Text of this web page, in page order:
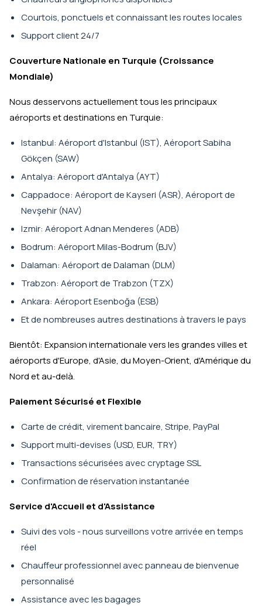
Courtois, ponctuels et connaissant les routes locales
Support client 24/7
Couverture Nationale en Turquie (Croissance
Mondiale)
Nous desservons actuellement tous les principaux
aéroports et destinations en Turquie:
Istanbul: Aéroport d'Istanbul (IST), Aéroport Sabiha
Gökçen (SAW)
Antalya: Aéroport d'Antalya (AYT)
Cappadoce: Aéroport de Kayseri (ASR), Aéroport de
Nevşehir (NAV)
Izmir: Aéroport Adnan Menderes (ADB)
Bodrum: Aéroport Milas-Bodrum (BJV)
Dalaman: Aéroport de Dalaman (DLM)
Trabzon: Aéroport de Trabzon (TZX)
Ankara: Aéroport Esenboğa (ESB)
Et de nombreuses autres destinations à travers le pays
Bientôt: Expansion internationale vers les grandes villes et
aéroports d'Europe, d'Asie, du Moyen-Orient, d'Amérique du
Nord et au-delà.
Paiement Sécurisé et Flexible
Carte de crédit, virement bancaire, Stripe, PayPal
Support multi-devises (USD, EUR, TRY)
Transactions sécurisées avec cryptage SSL
Confirmation de réservation instantanée
Service d'Accueil et d'Assistance
Suivi des vols - nous surveillons votre arrivée en temps
réel
Chauffeur professionnel avec panneau de bienvenue
personnalisé
Assistance avec les bagages